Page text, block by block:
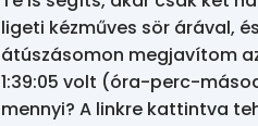
ligeti kézműves sör árával,
átúszásomon megjavítom
1:39:05 volt (óra-perc-
mennyi? A linkre kattintva